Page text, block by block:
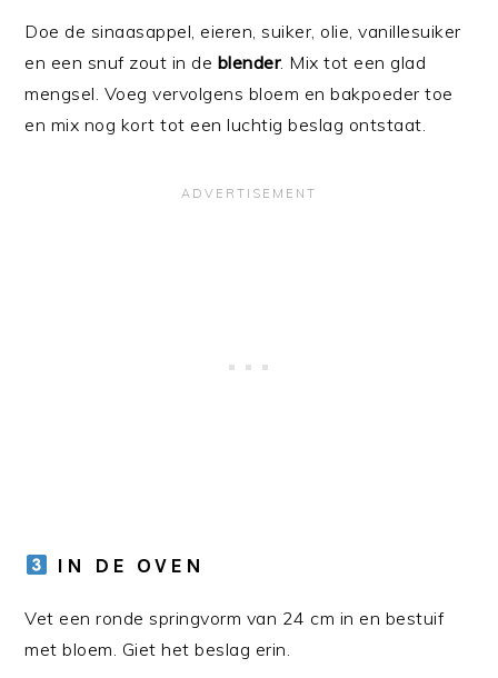
Doe de sinaasappel, eieren, suiker, olie, vanillesuiker
en een snuf zout in de blender. Mix tot een glad
mengsel. Voeg vervolgens bloem en bakpoeder toe
en mix nog kort tot een luchtig beslag ontstaat.
IN DE OVEN
Vet een ronde springvorm van 24 cm in en bestuif
met bloem. Giet het beslag erin.